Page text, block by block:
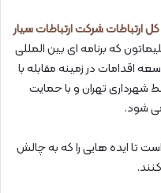
کل ارتباطات شرکت ارتباطات سیار
که برنامه ای بین المللی
اقدامات در زمینه مقابله با
شهرداری تهران و با حمایت
شود.
تا ایده هایی را که به چالش